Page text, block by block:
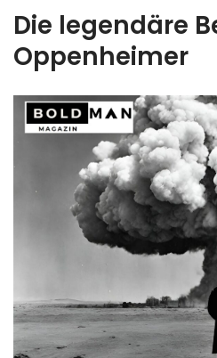
Die legendäre
Oppenheimer